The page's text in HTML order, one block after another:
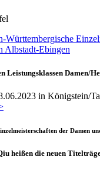
Albstadt-Ebingen
Leistungsklassen Damen/
in Königstein/
der Damen
heißen die neuen